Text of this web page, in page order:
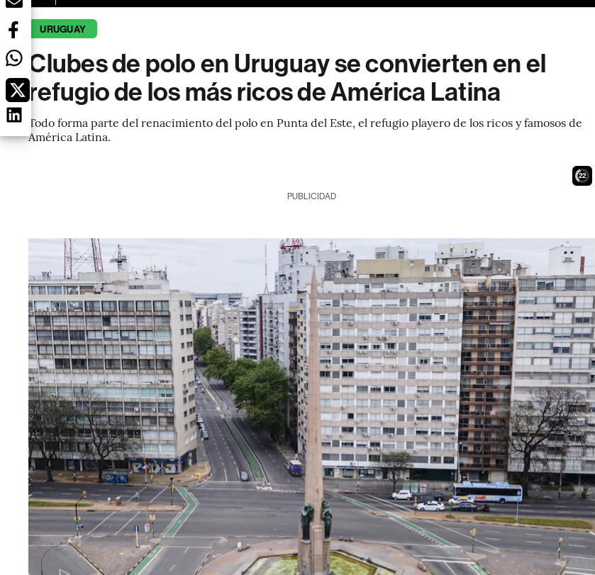
URUGUAY
Clubes de polo en Uruguay se convierten en el
refugio de los más ricos de América Latina
Todo forma parte del renacimiento del polo en Punta del Este, el refugio playero de los ricos y famosos de
América Latina.
21
PUBLICIDAD